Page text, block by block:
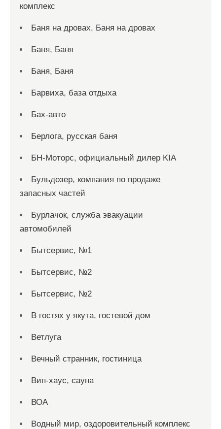
комплекс
Баня на дровах, Баня на дровах
Баня, Баня
Баня, Баня
Барвиха, база отдыха
Бах-авто
Берлога, русская баня
БН-Моторс, официальный дилер KIA
Бульдозер, компания по продаже
запасных частей
Бурлачок, служба эвакуации
автомобилей
Бытсервис, №1
Бытсервис, №2
Бытсервис, №2
В гостях у якута, гостевой дом
Ветлуга
Вечный странник, гостиница
Вип-хаус, сауна
ВОА
Водный мир, оздоровительный комплекс